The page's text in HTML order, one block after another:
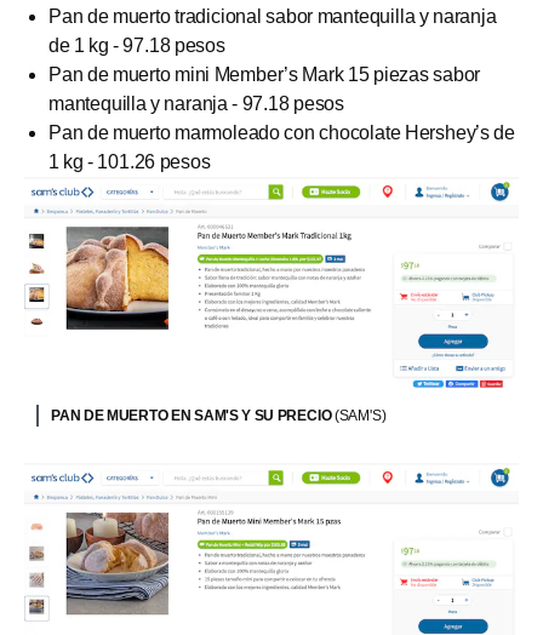
Pan de muerto tradicional sabor mantequilla y naranja
de 1 kg - 97.18 pesos
Pan de muerto mini Member’s Mark 15 piezas sabor
mantequilla y naranja - 97.18 pesos
Pan de muerto marmoleado con chocolate Hershey’s de
1 kg - 101.26 pesos
PAN DE MUERTO EN SAM'S Y SU PRECIO(SAM'S)